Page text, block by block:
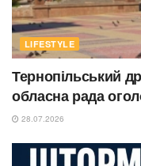
LIFESTYLE
Тернопільський
обласна рада
28.07.2026